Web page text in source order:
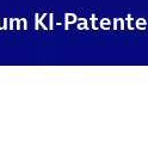
KI-Patente
blättern
weiter blättern